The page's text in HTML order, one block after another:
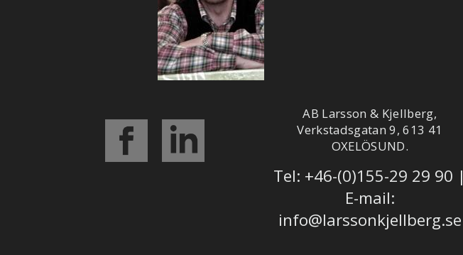
AB Larsson & Kjellberg,
Verkstadsgatan 9, 613 41
OXELÖSUND.
Tel: +46-(0)155-29 29 90 |
E-mail:
info@larssonkjellberg.se